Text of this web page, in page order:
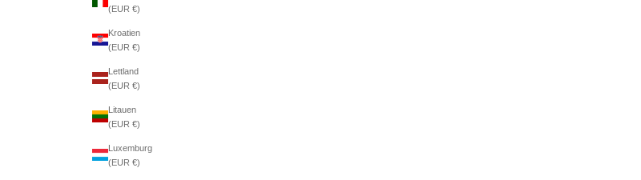
(EUR €)
Kroatien
(EUR €)
Lettland
(EUR €)
Litauen
(EUR €)
Luxemburg
(EUR €)